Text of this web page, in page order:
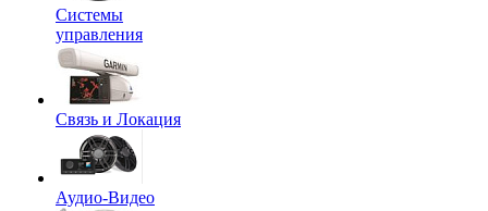
Системы
управления
Связь и Локация
Аудио-Видео